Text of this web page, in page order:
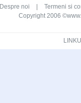
Despre noi
Termeni si
Copyright 2006